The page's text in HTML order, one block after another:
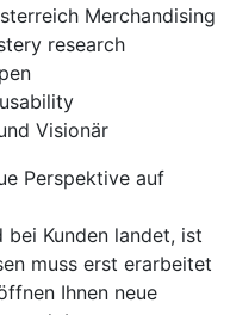
Visionär
Perspektive auf
bei Kunden landet, ist
muss erst erarbeitet
Ihnen neue